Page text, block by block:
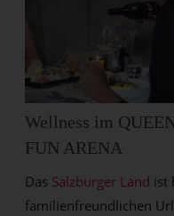
Wellness im
FUN ARENA
Das Salzburger Land ist
familienfreundlichen